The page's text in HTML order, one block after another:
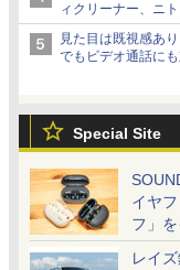
ィクリーナー、ニ
見た目は既視感あ
でもビデオ通話に
Special Site
イヤ
フ」
レイ